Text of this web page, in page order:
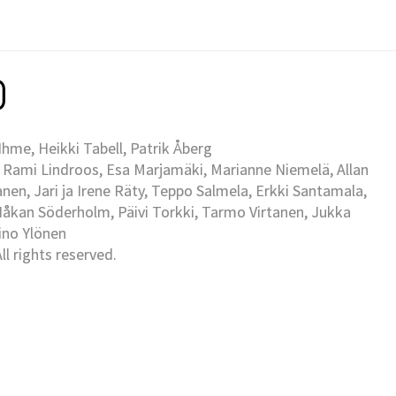
Heikki Tabell, Patrik Åberg
Lindroos, Esa Marjamäki, Marianne Niemelä, Allan
Jari ja Irene Räty, Teppo Salmela, Erkki Santamala,
Söderholm, Päivi Torkki, Tarmo Virtanen, Jukka
Ylönen
rights reserved.